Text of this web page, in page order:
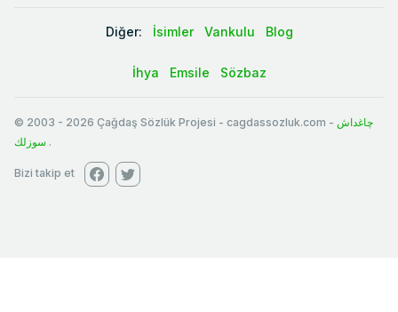
Diğer: İsimler Vankulu Blog
İhya Emsile Sözbaz
© 2003 - 2026 Çağdaş Sözlük Projesi - cagdassozluk.com - چاغداش
سوزلك .
Bizi takip et